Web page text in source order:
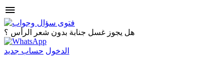
menu
هل يجوز غسل جنابة بدون شعر الرأس ؟
الدخول حساب جديد